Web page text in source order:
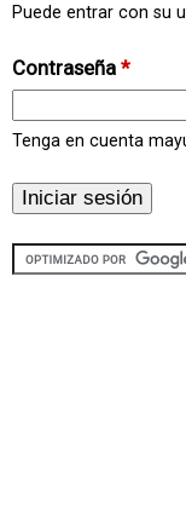
Puede entrar con su
Contraseña *
Tenga en cuenta